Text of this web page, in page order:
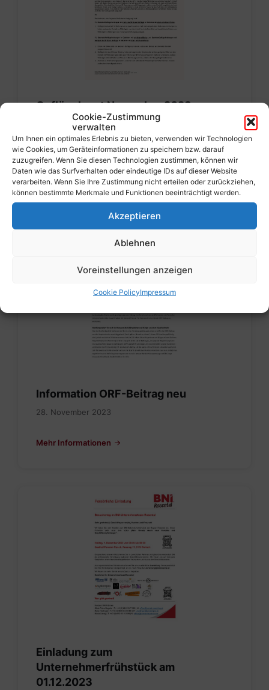
Cookie-Zustimmung
verwalten
Um Ihnen ein optimales Erlebnis zu bieten, verwenden wir Technologien
wie Cookies, um Geräteinformationen zu speichern bzw. darauf
zuzugreifen. Wenn Sie diesen Technologien zustimmen, können wir
Daten wie das Surfverhalten oder eindeutige IDs auf dieser Website
verarbeiten. Wenn Sie Ihre Zustimmung nicht erteilen oder zurückziehen,
können bestimmte Merkmale und Funktionen beeinträchtigt werden.
Akzeptieren
Ablehnen
Voreinstellungen anzeigen
Cookie PolicyImpressum
Geflügelpest November 2023 –
Neufestlegung von Risikogebieten in
Kärnten und Maßnahmen
5. Dezember 2023
Mehr Informationen
Information ORF-Beitrag neu
28. November 2023
Mehr Informationen
Einladung zum
Unternehmerfrühstück am
01.12.2023